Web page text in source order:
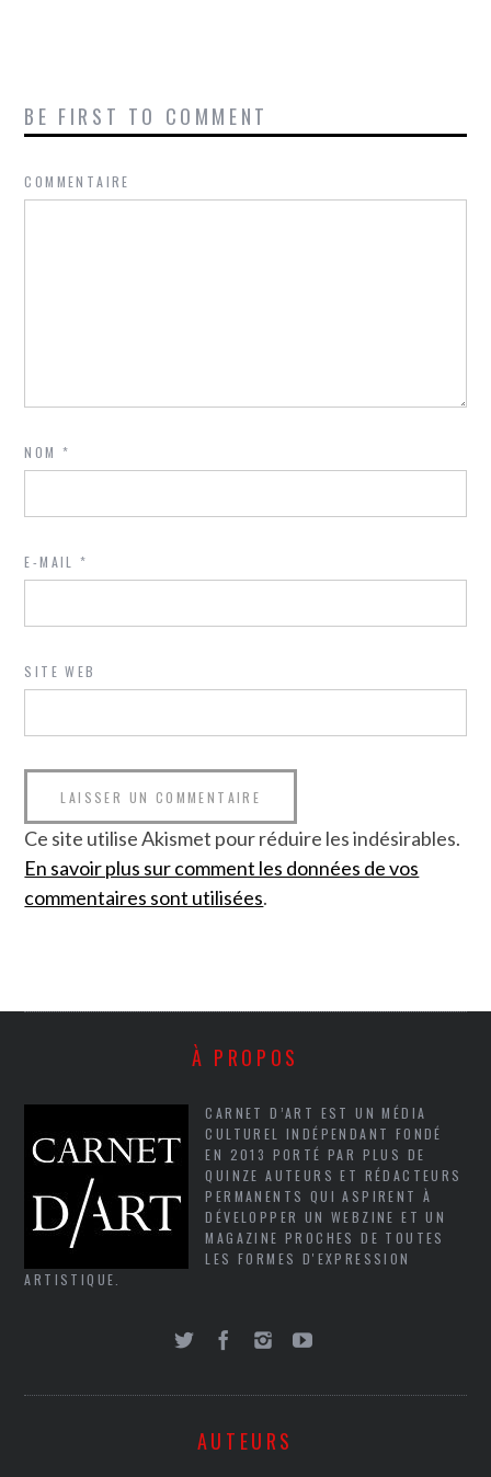
BE FIRST TO COMMENT
COMMENTAIRE
NOM*
E-MAIL*
SITE WEB
Ce site utilise Akismet pour réduire les indésirables.
En savoir plus sur comment les données de vos
commentaires sont utilisées.
À PROPOS
CARNET D’ART EST UN MÉDIA
CULTUREL INDÉPENDANT FONDÉ
EN 2013 PORTÉ PAR PLUS DE
QUINZE AUTEURS ET RÉDACTEURS
PERMANENTS QUI ASPIRENT À
DÉVELOPPER UN WEBZINE ET UN
MAGAZINE PROCHES DE TOUTES
LES FORMES D'EXPRESSION
ARTISTIQUE.
AUTEURS